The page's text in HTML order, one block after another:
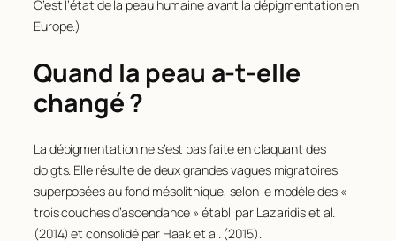
C’est l’état de la peau humaine avant la dépigmentation en
Europe.)
Quand la peau a-t-elle
changé ?
La dépigmentation ne s’est pas faite en claquant des
doigts. Elle résulte de deux grandes vagues migratoires
superposées au fond mésolithique, selon le modèle des «
trois couches d’ascendance » établi par Lazaridis et al.
(2014) et consolidé par Haak et al. (2015).